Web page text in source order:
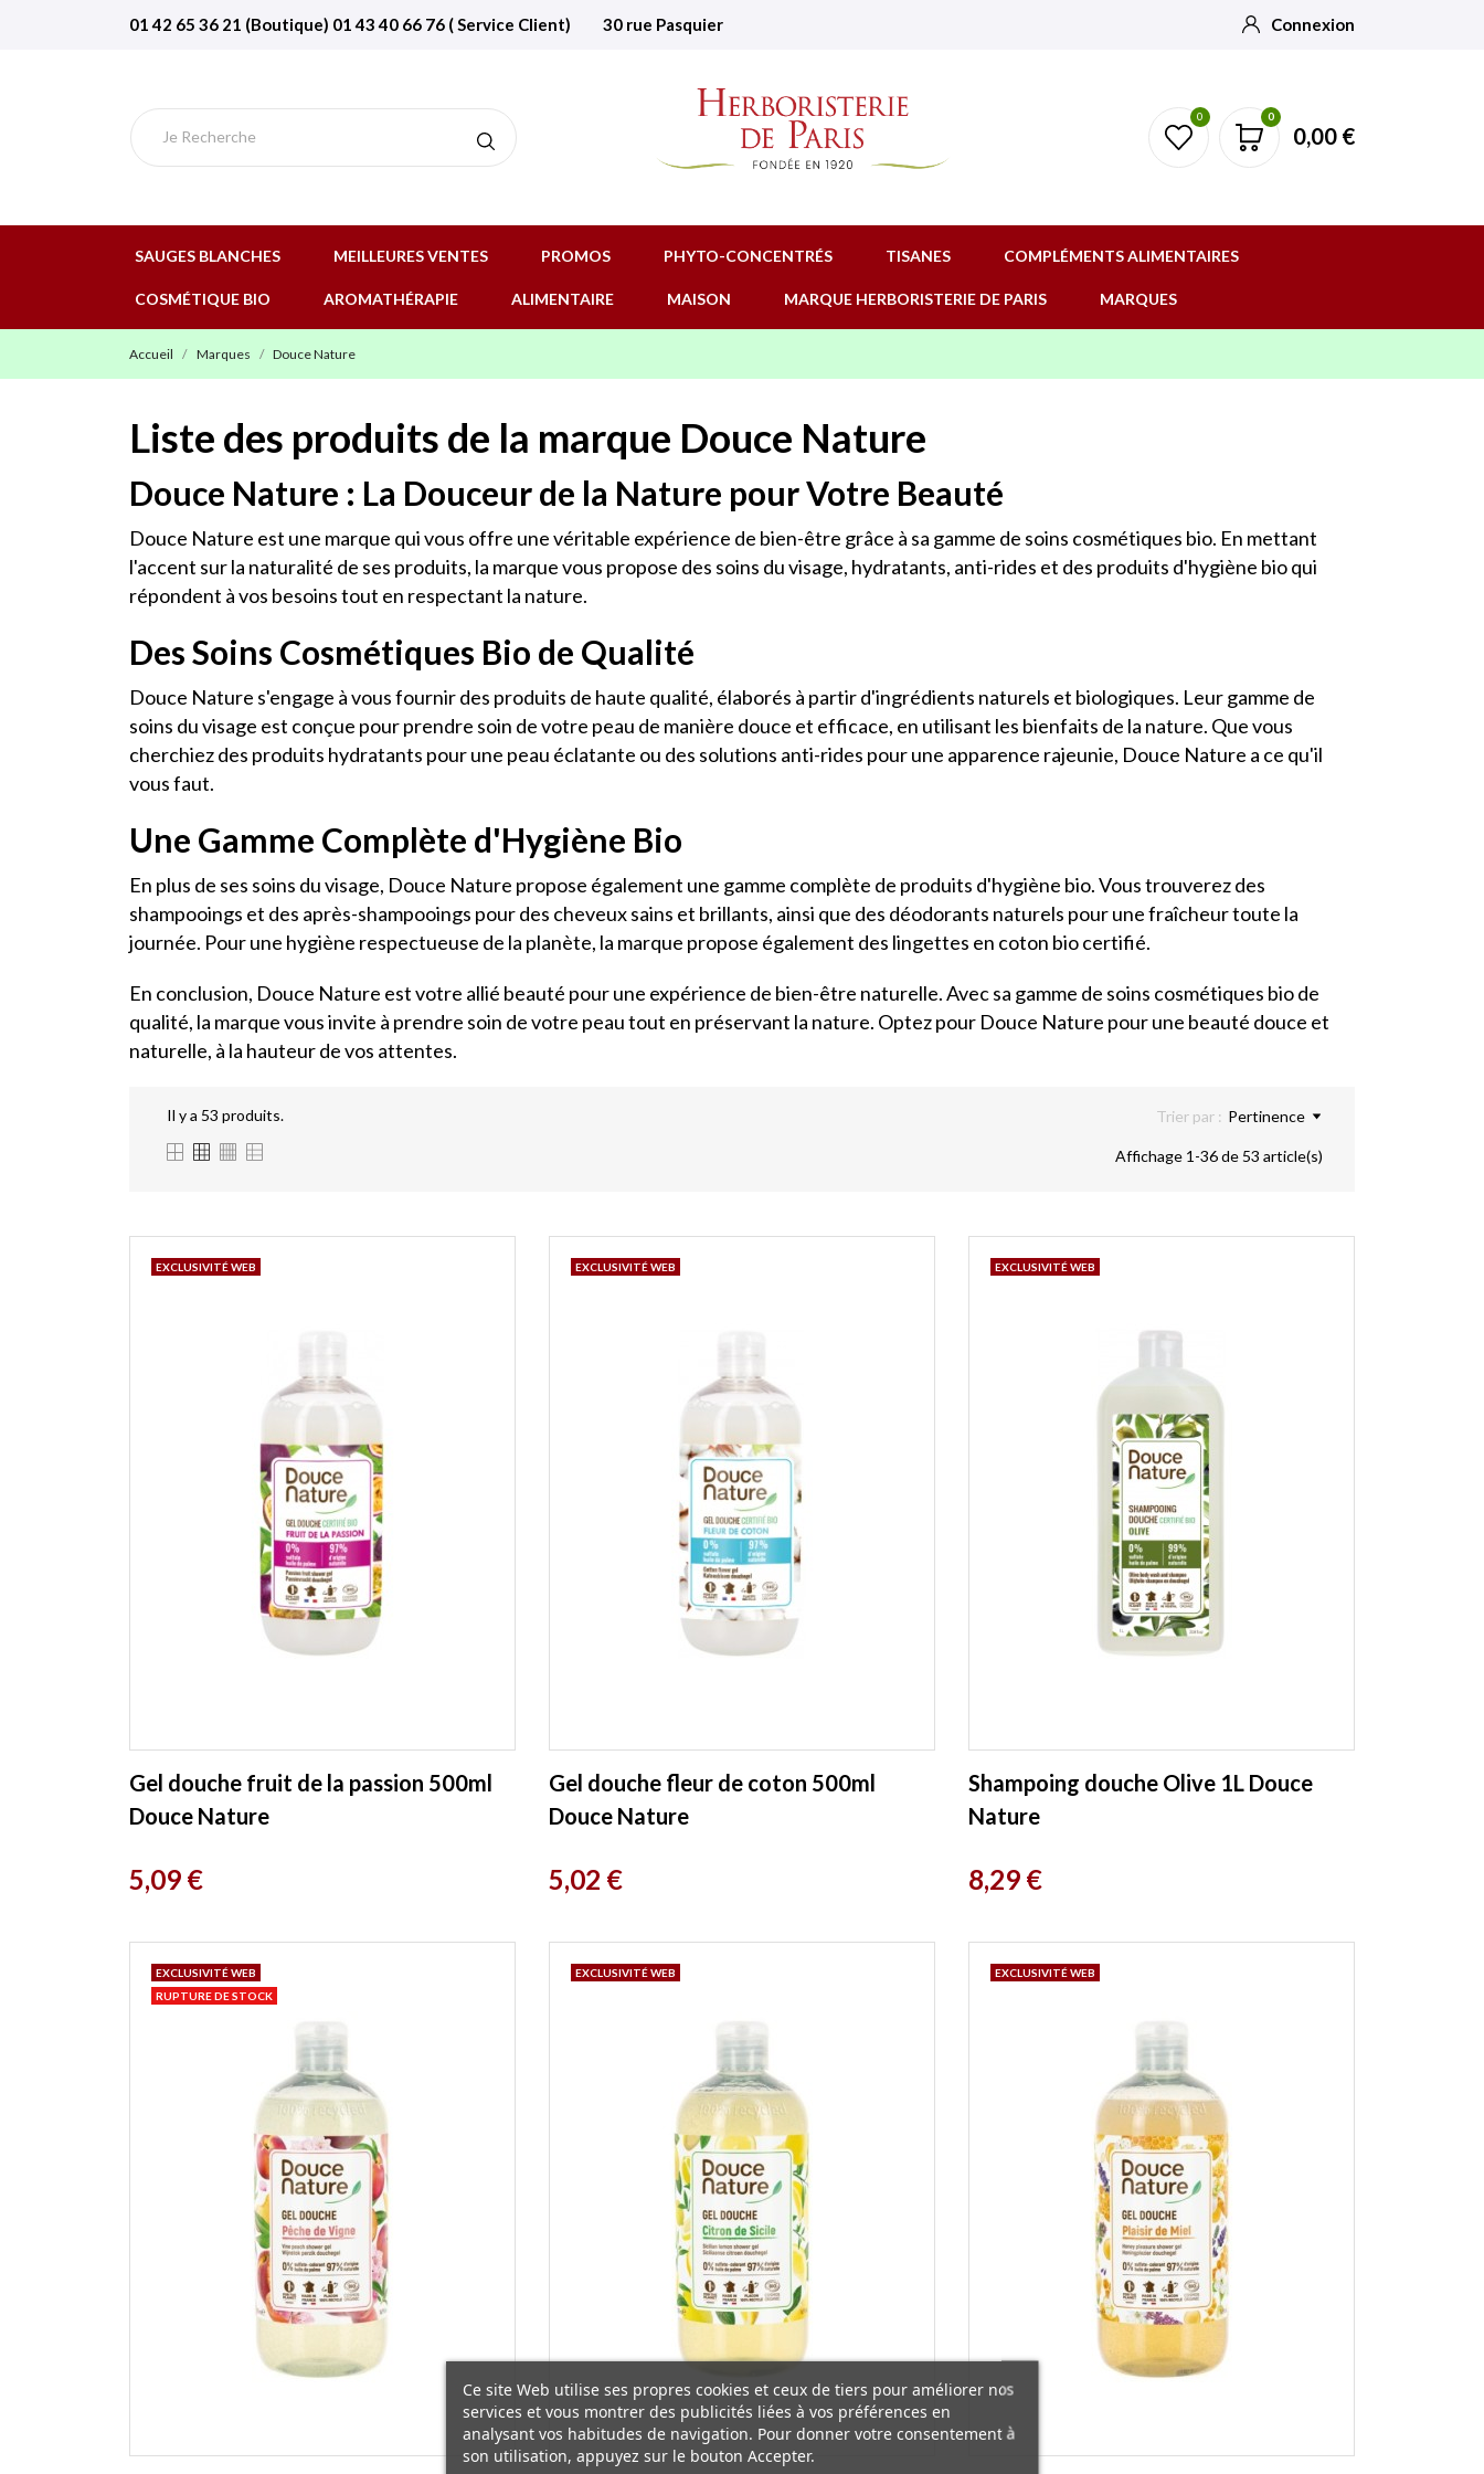
01 42 65 36 21 (Boutique) 01 43 40 66 76 ( Service Client) 30 rue Pasquier Connexion
0 0
0,00 €
SAUGES BLANCHES MEILLEURES VENTES PROMOS PHYTO-CONCENTRÉS TISANES COMPLÉMENTS ALIMENTAIRES
COSMÉTIQUE BIO AROMATHÉRAPIE ALIMENTAIRE MAISON MARQUE HERBORISTERIE DE PARIS MARQUES
Accueil Marques Douce Nature
Liste des produits de la marque Douce Nature
Douce Nature : La Douceur de la Nature pour Votre Beauté
Douce Nature est une marque qui vous offre une véritable expérience de bien-être grâce à sa gamme de soins cosmétiques bio. En mettant
l'accent sur la naturalité de ses produits, la marque vous propose des soins du visage, hydratants, anti-rides et des produits d'hygiène bio qui
répondent à vos besoins tout en respectant la nature.
Des Soins Cosmétiques Bio de Qualité
Douce Nature s'engage à vous fournir des produits de haute qualité, élaborés à partir d'ingrédients naturels et biologiques. Leur gamme de
soins du visage est conçue pour prendre soin de votre peau de manière douce et efficace, en utilisant les bienfaits de la nature. Que vous
cherchiez des produits hydratants pour une peau éclatante ou des solutions anti-rides pour une apparence rajeunie, Douce Nature a ce qu'il
vous faut.
Une Gamme Complète d'Hygiène Bio
En plus de ses soins du visage, Douce Nature propose également une gamme complète de produits d'hygiène bio. Vous trouverez des
shampooings et des après-shampooings pour des cheveux sains et brillants, ainsi que des déodorants naturels pour une fraîcheur toute la
journée. Pour une hygiène respectueuse de la planète, la marque propose également des lingettes en coton bio certifié.
En conclusion, Douce Nature est votre allié beauté pour une expérience de bien-être naturelle. Avec sa gamme de soins cosmétiques bio de
qualité, la marque vous invite à prendre soin de votre peau tout en préservant la nature. Optez pour Douce Nature pour une beauté douce et
naturelle, à la hauteur de vos attentes.
Il y a 53 produits. Trier par : Pertinence
Affichage 1-36 de 53 article(s)
Gel douche fruit de la passion 500ml
Douce Nature
Prix
5,09 €
EXCLUSIVITÉ WEB
Gel douche fleur de coton 500ml
Douce Nature
Prix
5,02 €
EXCLUSIVITÉ WEB
Shampoing douche Olive 1L Douce
Nature
Prix
8,29 €
EXCLUSIVITÉ WEB
EXCLUSIVITÉ WEB
RUPTURE DE STOCK
EXCLUSIVITÉ WEB EXCLUSIVITÉ WEB
Ce site Web utilise ses propres cookies et ceux de tiers pour améliorer nos
services et vous montrer des publicités liées à vos préférences en
analysant vos habitudes de navigation. Pour donner votre consentement à
son utilisation, appuyez sur le bouton Accepter.